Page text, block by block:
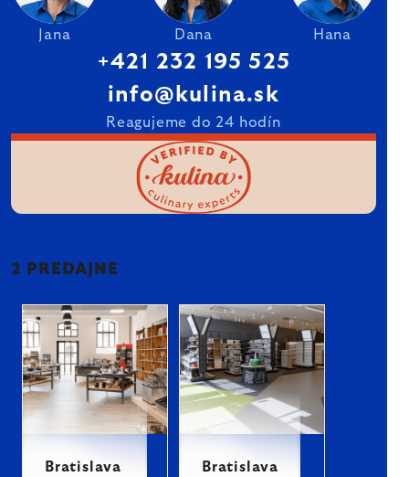
Jana Dana Hana
+421 232 195 525
info@kulina.sk
Reagujeme do 24 hodín
2 PREDAJNE
Bratislava Bratislava